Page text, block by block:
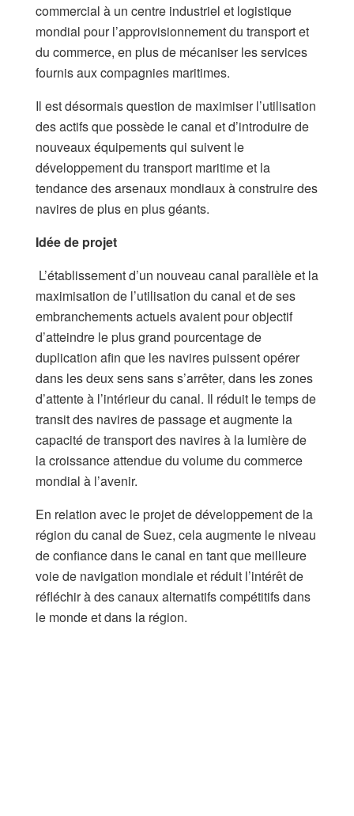
commercial à un centre industriel et logistique
mondial pour l’approvisionnement du transport et
du commerce, en plus de mécaniser les services
fournis aux compagnies maritimes.
Il est désormais question de maximiser l’utilisation
des actifs que possède le canal et d’introduire de
nouveaux équipements qui suivent le
développement du transport maritime et la
tendance des arsenaux mondiaux à construire des
navires de plus en plus géants.
Idée de projet
L’établissement d’un nouveau canal parallèle et la
maximisation de l’utilisation du canal et de ses
embranchements actuels avaient pour objectif
d’atteindre le plus grand pourcentage de
duplication afin que les navires puissent opérer
dans les deux sens sans s’arrêter, dans les zones
d’attente à l’intérieur du canal. Il réduit le temps de
transit des navires de passage et augmente la
capacité de transport des navires à la lumière de
la croissance attendue du volume du commerce
mondial à l’avenir.
En relation avec le projet de développement de la
région du canal de Suez, cela augmente le niveau
de confiance dans le canal en tant que meilleure
voie de navigation mondiale et réduit l’intérêt de
réfléchir à des canaux alternatifs compétitifs dans
le monde et dans la région.